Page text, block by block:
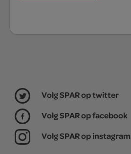
Volg SPAR op twitter
Volg SPAR op facebook
Volg SPAR op instagram